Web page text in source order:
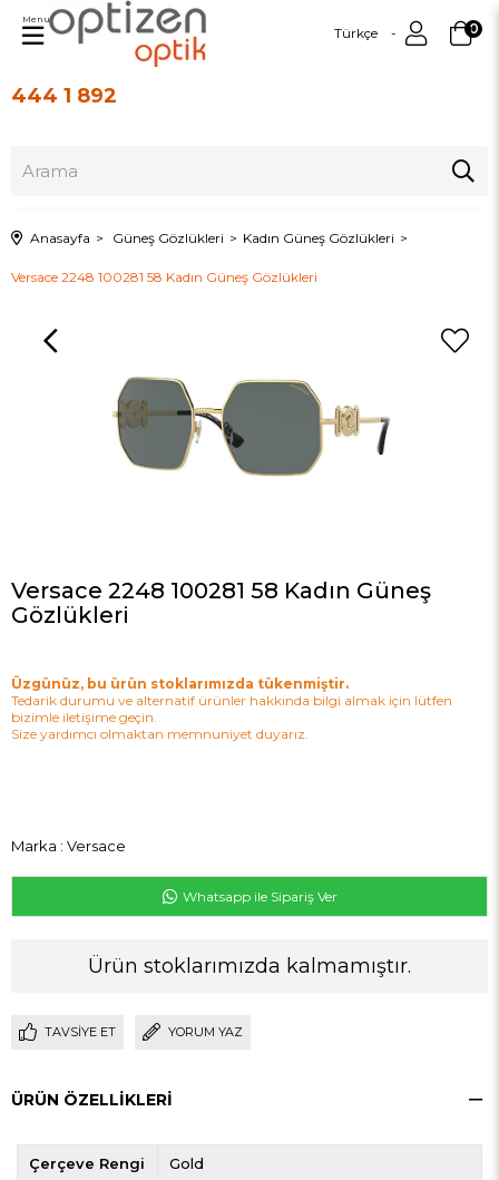
444 1 892
Türkçe 0
Menu
Anasayfa Güneş Gözlükleri Kadın Güneş Gözlükleri
Versace 2248 100281 58 Kadın Güneş Gözlükleri
Versace 2248 100281 58 Kadın Güneş
Gözlükleri
Üzgünüz, bu ürün stoklarımızda tükenmiştir.
Tedarik durumu ve alternatif ürünler hakkında bilgi almak için lütfen
bizimle iletişime geçin.
Size yardımcı olmaktan memnuniyet duyarız.
Marka : Versace
Whatsapp ile Sipariş Ver
Ürün stoklarımızda kalmamıştır.
TAVSIYE ET YORUM YAZ
ÜRÜN ÖZELLIKLERI
Çerçeve Rengi Gold